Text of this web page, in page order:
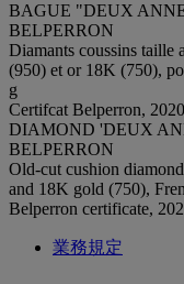
BAGUE "DEUX
BELPERRON
Diamants coussins taille
(950) et or 18K (750),
g
Certifcat Belperron,
DIAMOND 'DEUX
BELPERRON
Old-cut cushion
and 18K gold (750),
Belperron certificate,
業務規定